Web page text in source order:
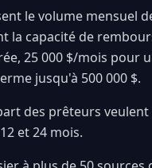
le volume mensuel
la capacité de
25 000 $/mois pour
jusqu'à 500 000 $.
des prêteurs
et 24 mois.